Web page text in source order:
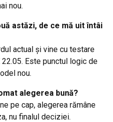
nou.
astăzi, de ce mă uit întâi
actual și vine cu testare
Este punctul logic de
nou.
alegerea bună?
pe cap, alegerea rămâne
nu finalul deciziei.